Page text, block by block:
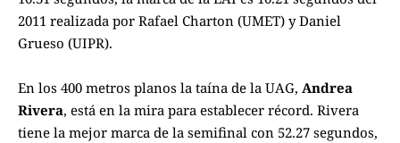
2011 realizada por Rafael Charton (UMET) y Daniel
Grueso (UIPR).
En los 400 metros planos la taína de la UAG, Andrea
Rivera, está en la mira para establecer récord. Rivera
tiene la mejor marca de la semifinal con 52.27 segundos,